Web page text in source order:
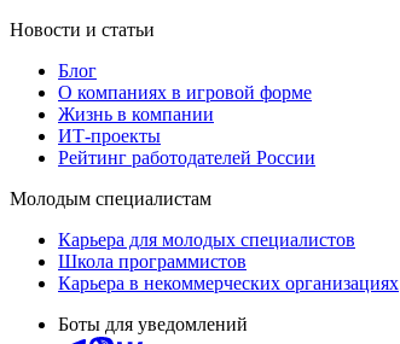
Новости и статьи
Блог
О компаниях в игровой форме
Жизнь в компании
ИТ-проекты
Рейтинг работодателей России
Молодым специалистам
Карьера для молодых специалистов
Школа программистов
Карьера в некоммерческих организациях
Боты для уведомлений